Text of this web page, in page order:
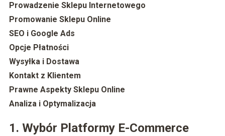
Prowadzenie Sklepu Internetowego
Promowanie Sklepu Online
SEO i Google Ads
Opcje Płatności
Wysyłka i Dostawa
Kontakt z Klientem
Prawne Aspekty Sklepu Online
Analiza i Optymalizacja
1. Wybór Platformy E-Commerce